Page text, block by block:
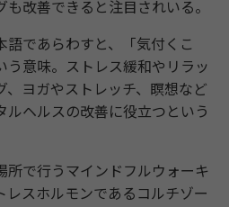
改善できると注目されいる。
であらわすと、「気付くこ
う意味。ストレス緩和やリラッ
、ヨガやストレッチ、瞑想など
ルヘルスの改善に役立つという
で行うマインドフルウォーキ
レスホルモンであるコルチゾー